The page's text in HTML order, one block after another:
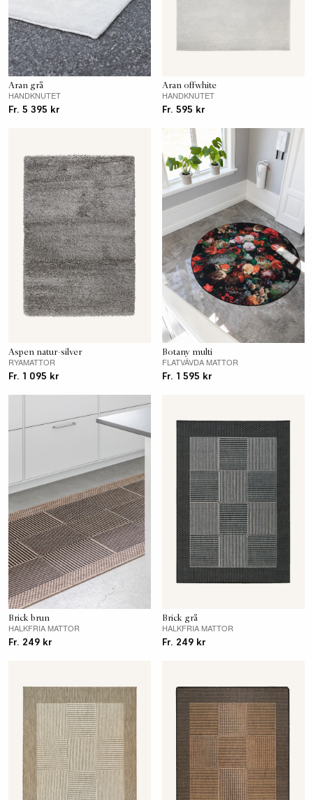
Aran grå
HANDKNUTET
Fr. 5 395 kr
Aran offwhite
HANDKNUTET
Fr. 595 kr
Aspen natur-silver
RYAMATTOR
Fr. 1 095 kr
Botany multi
FLATVÄVDA MATTOR
Fr. 1 595 kr
Brick brun
HALKFRIA MATTOR
Fr. 249 kr
Brick grå
HALKFRIA MATTOR
Fr. 249 kr